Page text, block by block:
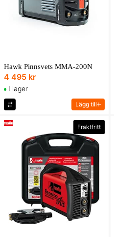
Hawk Pinnsvets MMA-200N
4 495 kr
I lager
Lägg till
Fraktfritt